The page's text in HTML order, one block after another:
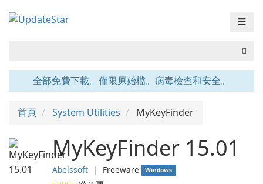
☰
全部免費下載。僅限原始檔。病毒檢查和安全。
首頁 System Utilities MyKeyFinder
MyKeyFinder 15.01
Abelssoft ❘ Freeware Windows